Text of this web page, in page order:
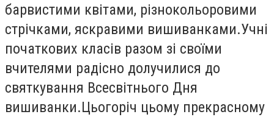
барвистими квітами, різнокольоровими
стрічками, яскравими вишиванками.Учні
початкових класів разом зі своїми
вчителями радісно долучилися до
святкування Всесвітнього Дня
вишиванки.Цьогоріч цьому прекрасному